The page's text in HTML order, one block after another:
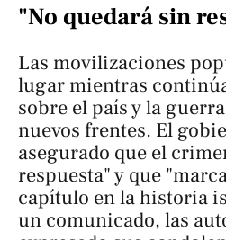
"No quedará sin
Las movilizaciones
lugar mientras
sobre el país y la
nuevos frentes. El
asegurado que el
respuesta" y que
capítulo en la historia
un comunicado, las